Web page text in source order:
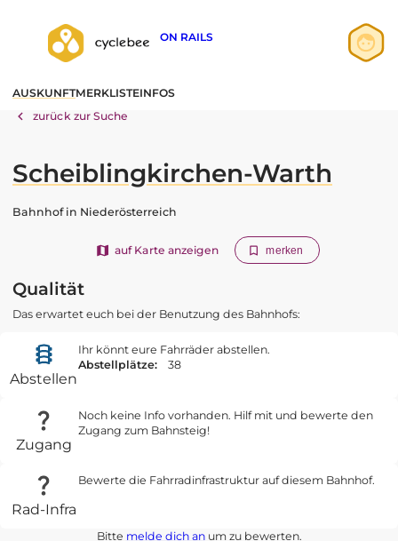
ON RAILS
AUSKUNFTMERKLISTEINFOS
zurück zur Suche
Scheiblingkirchen-Warth
Bahnhof in Niederösterreich
auf Karte anzeigen merken
Qualität
Das erwartet euch bei der Benutzung des Bahnhofs:
Abstellen
Ihr könnt eure Fahrräder abstellen.
Abstellplätze:
38
Zugang
Noch keine Info vorhanden. Hilf mit und bewerte den
Zugang zum Bahnsteig!
Rad-Infra
Bewerte die Fahrradinfrastruktur auf diesem Bahnhof.
Bitte melde dich anum zu bewerten.